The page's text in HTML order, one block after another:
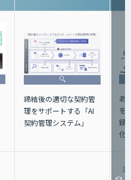
締結後の適切な契約管
理をサポートする「AI
契約管理システム」
あ
を
録
化